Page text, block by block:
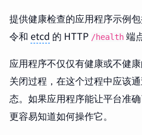
提供健康检查的应用程序示例
令和 etcd 的 HTTP /health 端
应用程序不仅仅有健康或不健
关闭过程，在这个过程中应该
态。如果应用程序能让平台准
更容易知道如何操作它。